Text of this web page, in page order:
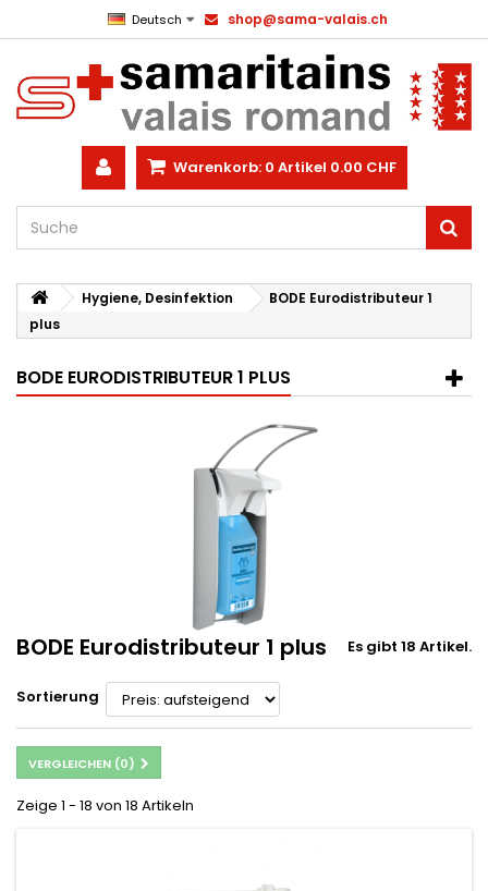
Deutsch shop@sama-valais.ch
Warenkorb: 0 Artikel 0.00 CHF
Hygiene, Desinfektion
BODE Eurodistributeur 1
plus
BODE EURODISTRIBUTEUR 1 PLUS
BODE Eurodistributeur 1 plus Es gibt 18 Artikel.
Sortierung
VERGLEICHEN (0)
Zeige 1 - 18 von 18 Artikeln